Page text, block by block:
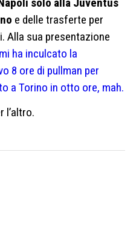
e delle trasferte per
Alla sua presentazione
ha inculcato la
8 ore di pullman per
a Torino in otto ore, mah.
l’altro.